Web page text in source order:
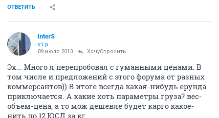
ОТВЕТИТЬ
InterS
v.i.p.
09 июля 2013 ХочуСпросить
Эх... Много я перепробовал с гуманными ценами. В
том числе и предложений с этого форума от разных
коммерсантов)) В итоге всегда какая-нибудь ерунда
приключается. А какие хоть параметры груза? вес-
объем-цена, а то мож дешевле будет карго какое-
нить по 12 ЮСД за кг